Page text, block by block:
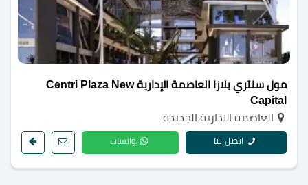
مول سنتري بلازا العاصمة الإدارية Centri Plaza New
Capital
العاصمة الادارية الجديدة
اتصل بنا واتساب